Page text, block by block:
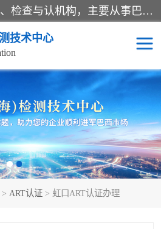
*是一家的测试、评估、检查与认机构，主要从事巴西NR10认证、NR12认证、NR13认证；ANATEL认证、INMTRO认证，欧盟CE认证：MD认证，PED认证，MID认证，ATEX认证，德国蓝色天使认证。
技术中心
> ART认证 > 虹口ART认证办理
NR10认证
NR13认证
巴西NR认证
RETIE认证